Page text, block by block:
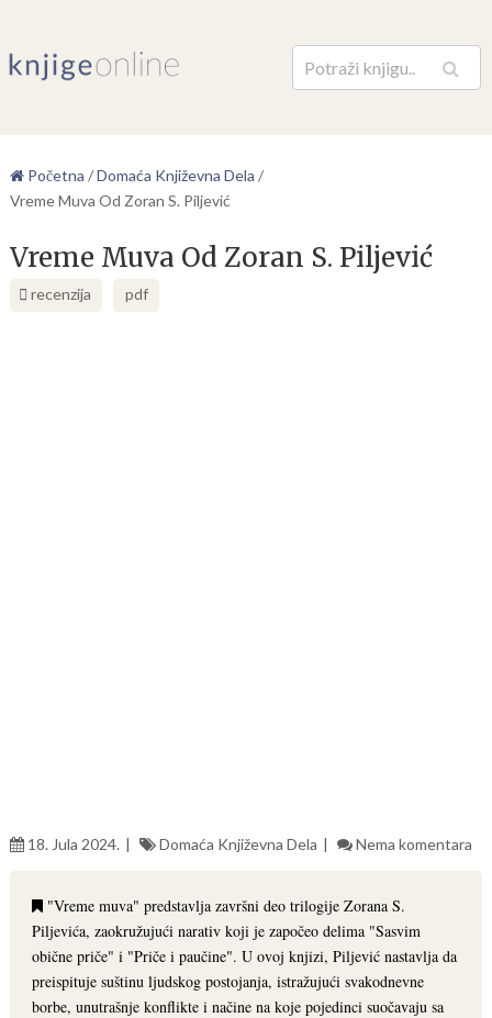
Pretraga
Početna /Domaća Književna Dela /
Vreme Muva Od Zoran S. Piljević
Vreme Muva Od Zoran S. Piljević
recenzija pdf
18. Jula 2024. Domaća Književna Dela Nema komentara
"Vreme muva" predstavlja završni deo trilogije Zorana S.
Piljevića, zaokružujući narativ koji je započeo delima "Sasvim
obične priče" i "Priče i paučine". U ovoj knjizi, Piljević nastavlja da
preispituje suštinu ljudskog postojanja, istražujući svakodnevne
borbe, unutrašnje konflikte i načine na koje pojedinci suočavaju sa